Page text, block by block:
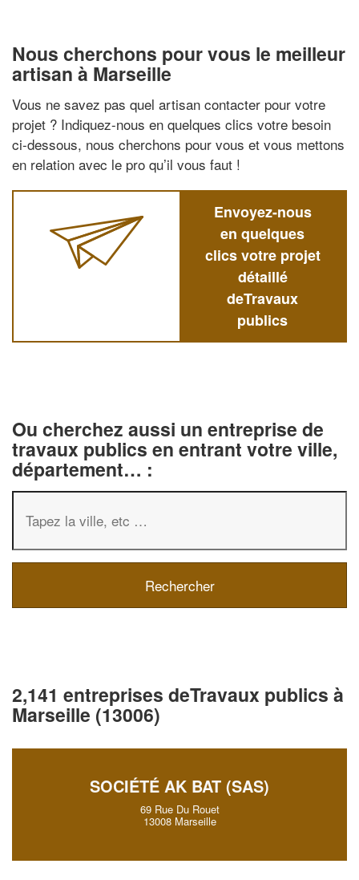
Nous cherchons pour vous le meilleur
artisan à Marseille
Vous ne savez pas quel artisan contacter pour votre
projet ? Indiquez-nous en quelques clics votre besoin
ci-dessous, nous cherchons pour vous et vous mettons
en relation avec le pro qu’il vous faut !
Envoyez-nous
en quelques
clics votre projet
détaillé
deTravaux
publics
Ou cherchez aussi un entreprise de
travaux publics en entrant votre ville,
département… :
2,141 entreprises deTravaux publics à
Marseille (13006)
SOCIÉTÉ AK BAT (SAS)
69 Rue Du Rouet
13008 Marseille